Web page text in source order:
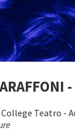
Teatro -